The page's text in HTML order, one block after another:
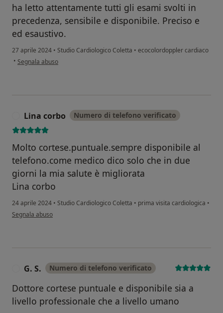
ha letto attentamente tutti gli esami svolti in
precedenza, sensibile e disponibile. Preciso e
ed esaustivo.
27 aprile 2024 • Studio Cardiologico Coletta • ecocolordoppler cardiaco
• secondo l'opinione dell'utente C.I.
Segnala abuso
Lina corbo Numero di telefono verificato
Molto cortese.puntuale.sempre disponibile al
telefono.come medico dico solo che in due
giorni la mia salute è migliorata
Lina corbo
24 aprile 2024 • Studio Cardiologico Coletta • prima visita cardiologica •
secondo l'opinione dell'utente Lina corbo
Segnala abuso
G. S. Numero di telefono verificato
Dottore cortese puntuale e disponibile sia a
livello professionale che a livello umano